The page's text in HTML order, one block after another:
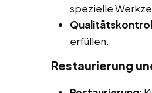
spezielle
erfüllen.
Restaurierung